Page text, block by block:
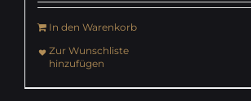
In den Warenkorb
Zur Wunschliste
hinzufügen